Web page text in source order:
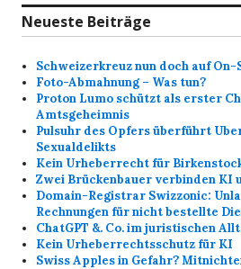
Neueste Beiträge
Schweizerkreuz nun doch auf On-
Foto-Abmahnung – Was tun?
Proton Lumo schützt als erster
Amtsgeheimnis
Pulsuhr des Opfers überführt
Sexualdelikts
Kein Urheberrecht für
Zwei Brückenbauer verbinden KI
Domain-Registrar Swizzonic:
Rechnungen für nicht bestellte
ChatGPT &. Co. im juristischen
Kein Urheberrechtsschutz für KI
Swiss Apples in Gefahr?